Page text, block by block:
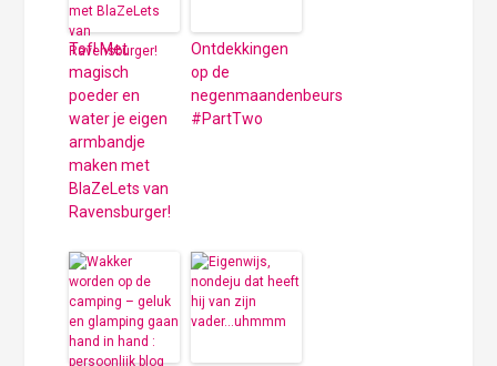
Tof! Met
magisch
poeder en
water je eigen
armbandje
maken met
BlaZeLets van
Ravensburger!
Ontdekkingen
op de
negenmaandenbeurs
#PartTwo